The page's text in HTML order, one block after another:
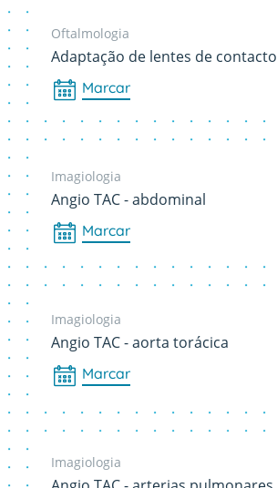
Oftalmologia
Adaptação de lentes de contacto
Marcar
Imagiologia
Angio TAC - abdominal
Marcar
Imagiologia
Angio TAC - aorta torácica
Marcar
Imagiologia